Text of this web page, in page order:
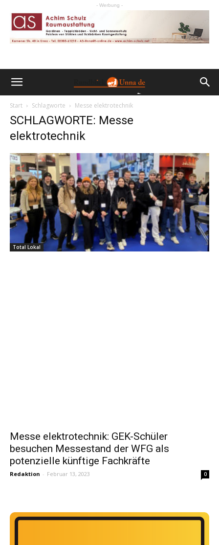
- Werbung -
Start Schlagworte Messe elektrotechnik
SCHLAGWORTE: Messe
elektrotechnik
Total Lokal
Messe elektrotechnik: GEK-Schüler
besuchen Messestand der WFG als
potenzielle künftige Fachkräfte
Redaktion - Februar 13, 2023 0